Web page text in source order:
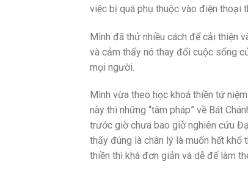
việc bị quá phụ thuộc vào điện thoại
Mình đã thử nhiều cách để cải thiện
và cảm thấy nó thay đổi cuộc sống
mọi người.
Mình vừa theo học khoá thiền tứ
này thì những “tâm pháp” về Bát
trước giờ chưa bao giờ nghiên cứu
thấy đúng là chân lý là muốn hết khổ
thiền thì khá đơn giản và dễ để làm